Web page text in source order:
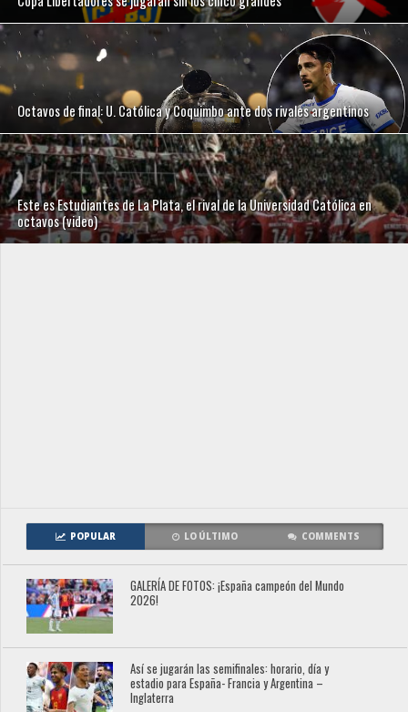
Octavos de final: U. Católica y Coquimbo ante dos rivales argentinos
Este es Estudiantes de La Plata, el rival de la Universidad Católica en
octavos (video)
POPULAR LO ÚLTIMO COMMENTS
GALERÍA DE FOTOS: ¡España campeón del Mundo
2026!
Así se jugarán las semifinales: horario, día y
estadio para España- Francia y Argentina –
Inglaterra